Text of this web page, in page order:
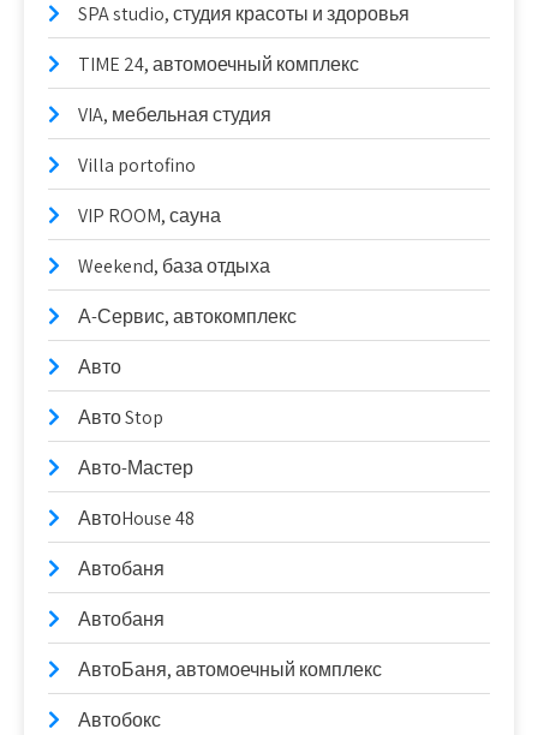
SPA studio, студия красоты и здоровья
TIME 24, автомоечный комплекс
VIA, мебельная студия
Villa portofino
VIP ROOM, сауна
Weekend, база отдыха
А-Сервис, автокомплекс
Авто
Авто Stop
Авто-Мастер
АвтоHouse 48
Автобаня
Автобаня
АвтоБаня, автомоечный комплекс
Автобокс